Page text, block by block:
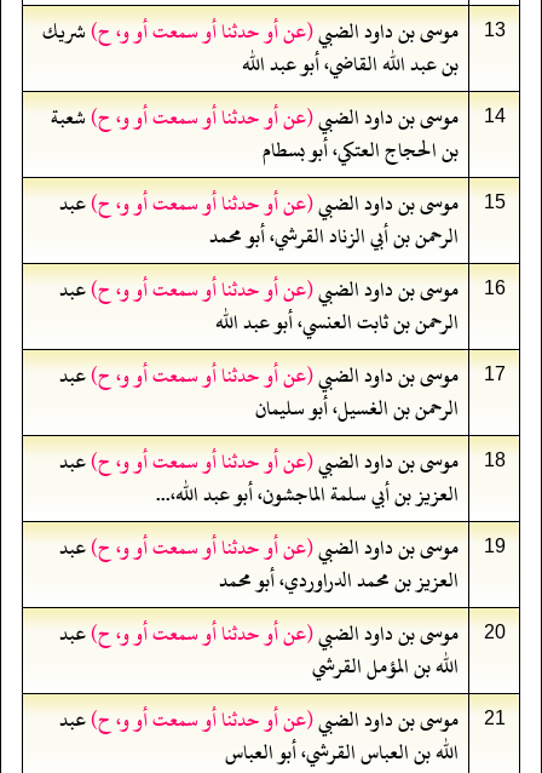
13 موسى بن داود الضبي(عن أو حدثنا أو سمعت أو و، ح)شريك
بن عبد الله القاضي، أبو عبد الله
14 موسى بن داود الضبي(عن أو حدثنا أو سمعت أو و، ح)شعبة
بن الحجاج العتكي، أبو بسطام
15 موسى بن داود الضبي(عن أو حدثنا أو سمعت أو و، ح)عبد
الرحمن بن أبي الزناد القرشي، أبو محمد
16 موسى بن داود الضبي(عن أو حدثنا أو سمعت أو و، ح)عبد
الرحمن بن ثابت العنسي، أبو عبد الله
17 موسى بن داود الضبي(عن أو حدثنا أو سمعت أو و، ح)عبد
الرحمن بن الغسيل، أبو سليمان
18 موسى بن داود الضبي(عن أو حدثنا أو سمعت أو و، ح)عبد
العزيز بن أبي سلمة الماجشون، أبو عبد الله،...
19 موسى بن داود الضبي(عن أو حدثنا أو سمعت أو و، ح)عبد
العزيز بن محمد الدراوردي، أبو محمد
20 موسى بن داود الضبي(عن أو حدثنا أو سمعت أو و، ح)عبد
الله بن المؤمل القرشي
21 موسى بن داود الضبي(عن أو حدثنا أو سمعت أو و، ح)عبد
الله بن العباس القرشي، أبو العباس